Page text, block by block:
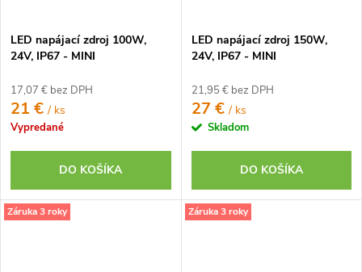
LED napájací zdroj 100W,
24V, IP67 - MINI
17,07 € bez DPH
21 €/ ks
Vypredané
DO KOŠÍKA
LED napájací zdroj 150W,
24V, IP67 - MINI
21,95 € bez DPH
27 €/ ks
Skladom
DO KOŠÍKA
Záruka 3 roky Záruka 3 roky